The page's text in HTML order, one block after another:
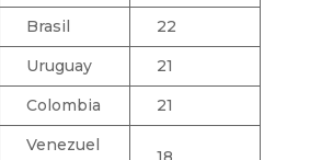
Brasil
22
Uruguay
21
Colombia 21
Venezuel